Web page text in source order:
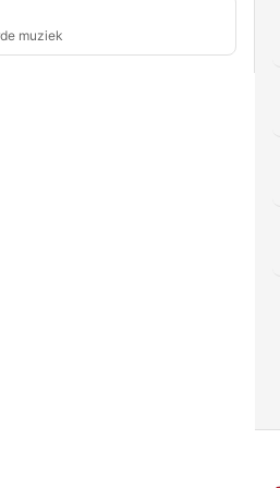
muziek